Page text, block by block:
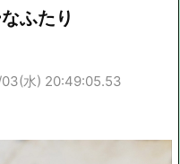
ふたり
水) 20:49:05.53